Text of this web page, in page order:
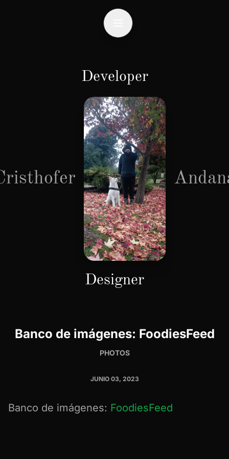
Developer
Designer
Banco de imágenes: FoodiesFeed
PHOTOS
JUNIO 03, 2023
Banco de imágenes: FoodiesFeed